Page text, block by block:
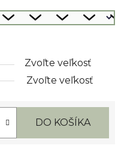
Zvoľte veľkosť
Zvoľte veľkosť
DO KOŠÍKA